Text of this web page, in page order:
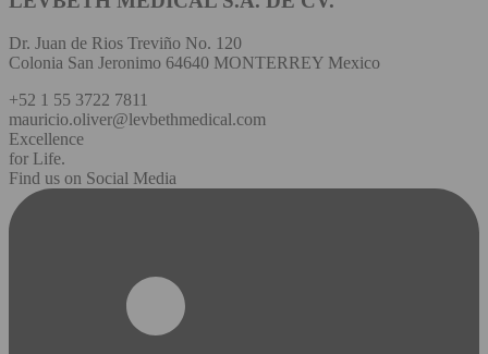
Dr. Juan de Rios Treviño No. 120
Colonia San Jeronimo 64640 MONTERREY Mexico
+52 1 55 3722 7811
mauricio.oliver@levbethmedical.com
Excellence
for Life.
Find us on Social Media